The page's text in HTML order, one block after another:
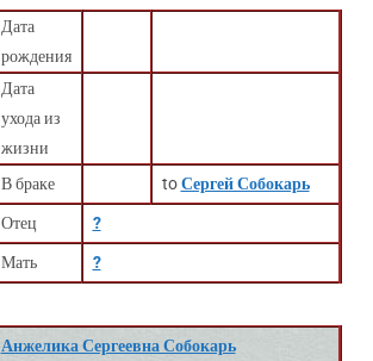
Дата
рождения
Дата
ухода из
жизни
В браке
toСергей Собокарь
Отец ?
Мать ?
Анжелика Сергеевна Собокарь